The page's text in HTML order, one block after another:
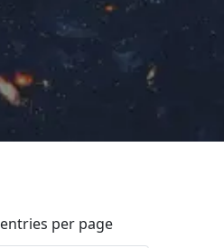
entries per page